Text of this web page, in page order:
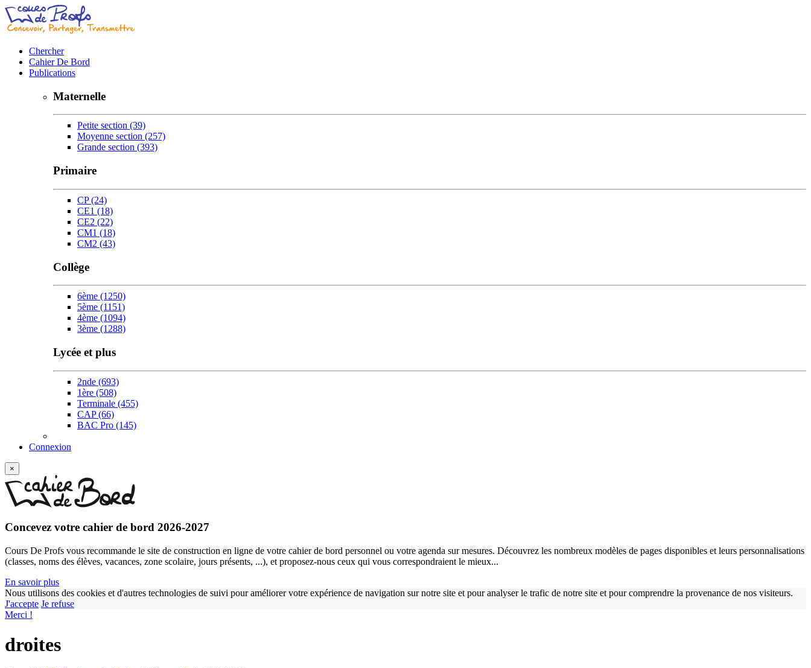
Chercher
Cahier De Bord
Publications
Maternelle
Petite section (39)
Moyenne section (257)
Grande section (393)
Primaire
CP(24)
CE1 (18)
CE2 (22)
CM1 (18)
CM2 (43)
Collège
6ème (1250)
5ème (1151)
4ème (1094)
3ème (1288)
Lycée et plus
2nde (693)
1ère (508)
Terminale (455)
CAP(66)
BAC Pro (145)
Connexion
×
Concevez votre cahier de bord 2026-2027
Cours De Profs vous recommande le site de construction en ligne de votre cahier de bord personnel ou votre agenda sur mesures. Découvrez les nombreux modèles de pages disponibles et leurs personnalisations
(classes, noms des élèves, vacances, zone scolaire, jours présents, ...), et proposez-nous ceux qui vous correspondraient le mieux...
En savoir plus
Nous utilisons des cookies et d'autres technologies de suivi pour améliorer votre expérience de navigation sur notre site et pour analyser le trafic de notre site et pour comprendre la provenance de nos visiteurs.
J'accepte Je refuse
Merci !
droites